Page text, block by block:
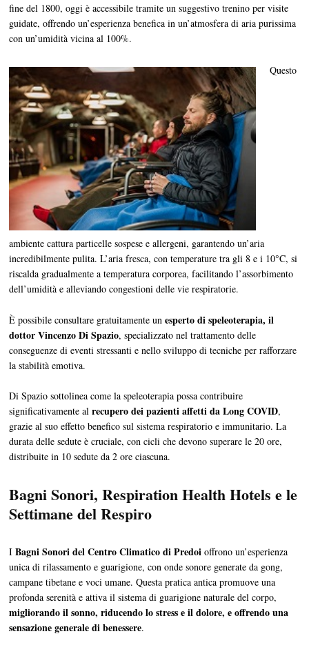
fine del 1800, oggi è accessibile tramite un suggestivo trenino per visite
guidate, offrendo un’esperienza benefica in un’atmosfera di aria purissima
con un’umidità vicina al 100%.
Questo
ambiente cattura particelle sospese e allergeni, garantendo un’aria
incredibilmente pulita. L’aria fresca, con temperature tra gli 8 e i 10°C, si
riscalda gradualmente a temperatura corporea, facilitando l’assorbimento
dell’umidità e alleviando congestioni delle vie respiratorie.
È possibile consultare gratuitamente unesperto di speleoterapia, il
dottor Vincenzo Di Spazio, specializzato nel trattamento delle
conseguenze di eventi stressanti e nello sviluppo di tecniche per rafforzare
la stabilità emotiva.
Di Spazio sottolinea come la speleoterapia possa contribuire
significativamente alrecupero dei pazienti affetti da Long COVID,
grazie al suo effetto benefico sul sistema respiratorio e immunitario. La
durata delle sedute è cruciale, con cicli che devono superare le 20 ore,
distribuite in 10 sedute da 2 ore ciascuna.
Bagni Sonori, Respiration Health Hotels e le
Settimane del Respiro
IBagni Sonori del Centro Climatico di Predoi offrono un’esperienza
unica di rilassamento e guarigione, con onde sonore generate da gong,
campane tibetane e voci umane. Questa pratica antica promuove una
profonda serenità e attiva il sistema di guarigione naturale del corpo,
migliorando il sonno, riducendo lo stress e il dolore, e offrendo una
sensazione generale di benessere.